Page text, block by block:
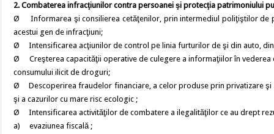
2. Combaterea infracţiunilor contra persoanei şi protecţia patrimoniului
Ø Informarea şi consilierea cetăţenilor, prin intermediul poliţiştilor de
acestui gen de infracţiuni;
Ø Intensificarea acţiunilor de control pe linia furturilor de şi din auto, din
Ø Creşterea capacităţii operative de culegere a informaţiilor în
consumului ilicit de droguri;
Ø Descoperirea fraudelor financiare, a celor produse prin privatizare şi
şi a cazurilor cu mare risc ecologic ;
Ø Intensificarea activităţilor de combatere a ilegalităţilor ce au drept
a) evaziunea fiscală ;